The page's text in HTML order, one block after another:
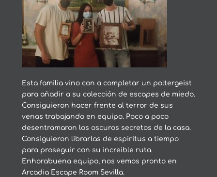
Esta familia vino con a completar un poltergeist
para añadir a su colección de escapes de miedo.
Consiguieron hacer frente al terror de sus
venas trabajando en equipo. Poco a poco
desentramaron los oscuros secretos de la casa.
Consiguieron librarlas de espiritus a tiempo
para proseguir con su increible ruta.
Enhorabuena equipo, nos vemos pronto en
Arcadia Escape Room Sevilla.